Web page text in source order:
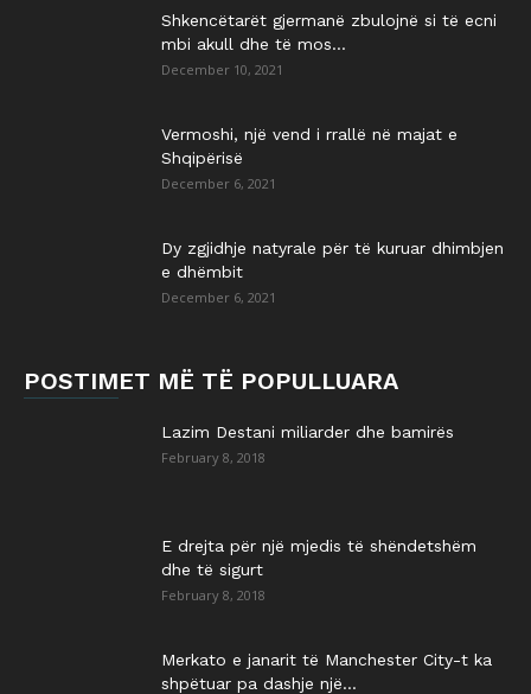
Shkencëtarët gjermanë zbulojnë si të ecni
mbi akull dhe të mos...
December 10, 2021
Vermoshi, një vend i rrallë në majat e
Shqipërisë
December 6, 2021
Dy zgjidhje natyrale për të kuruar dhimbjen
e dhëmbit
December 6, 2021
POSTIMET MË TË POPULLUARA
Lazim Destani miliarder dhe bamirës
February 8, 2018
E drejta për një mjedis të shëndetshëm
dhe të sigurt
February 8, 2018
Merkato e janarit të Manchester City-t ka
shpëtuar pa dashje një...